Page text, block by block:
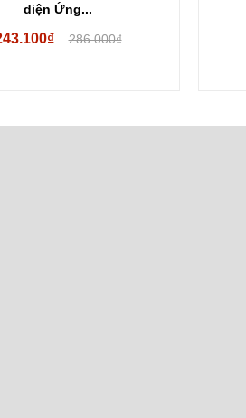
diện Ứng...
286.000₫